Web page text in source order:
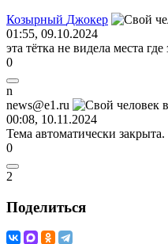
Козырный Джокер
01:55, 09.10.2024
эта тётка не видела места где
0
n
news@e1.ru
00:08, 10.11.2024
Тема автоматически закрыта.
0
2
Поделиться